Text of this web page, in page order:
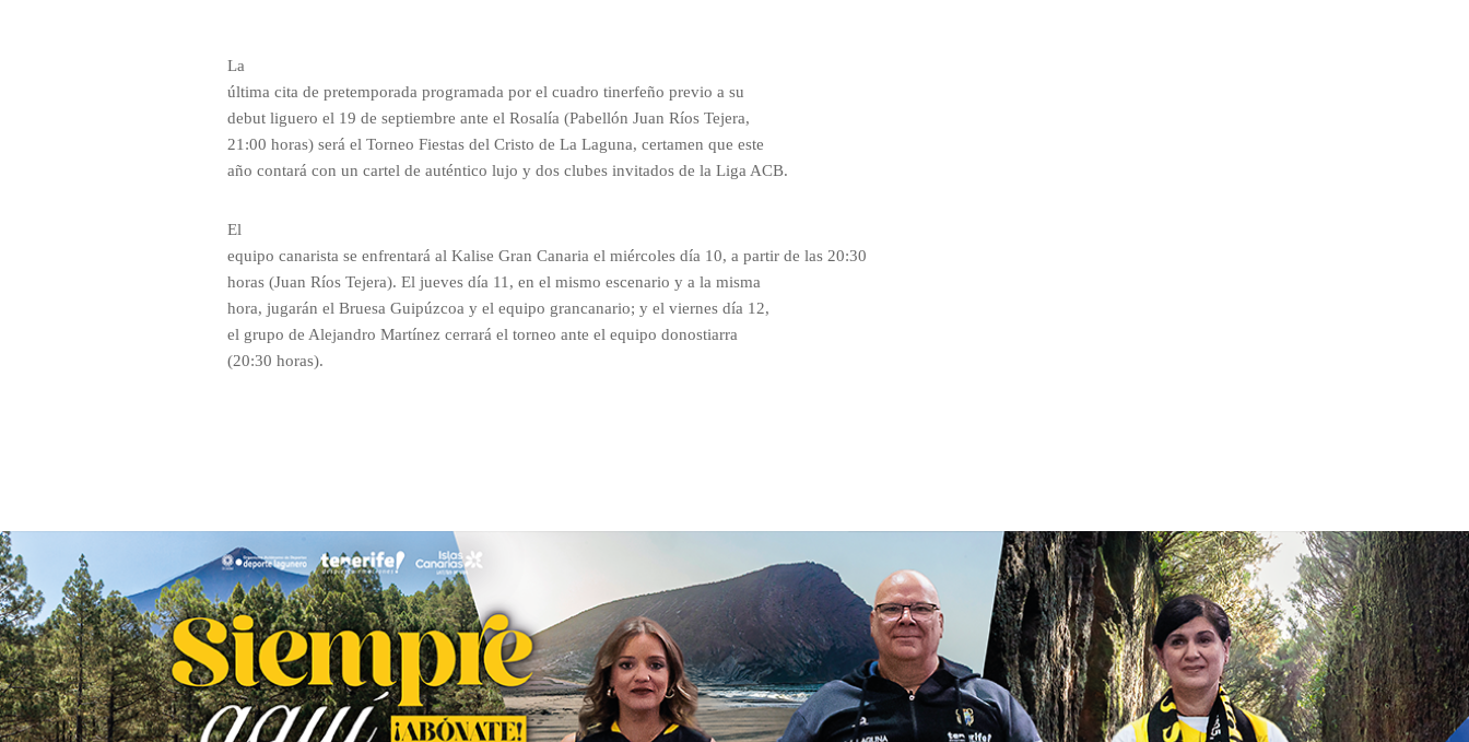
La
última cita de pretemporada programada por el cuadro tinerfeño previo a su
debut liguero el 19 de septiembre ante el Rosalía (Pabellón Juan Ríos Tejera,
21:00 horas) será el Torneo Fiestas del Cristo de La Laguna, certamen que este
año contará con un cartel de auténtico lujo y dos clubes invitados de la Liga ACB.
El
equipo canarista se enfrentará al Kalise Gran Canaria el miércoles día 10, a partir de las 20:30
horas (Juan Ríos Tejera). El jueves día 11, en el mismo escenario y a la misma
hora, jugarán el Bruesa Guipúzcoa y el equipo grancanario; y el viernes día 12,
el grupo de Alejandro Martínez cerrará el torneo ante el equipo donostiarra
(20:30 horas).